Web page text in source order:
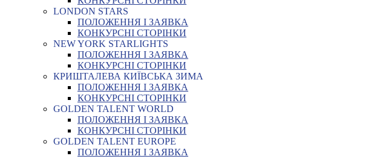
LONDON STARS
ПОЛОЖЕННЯ І ЗАЯВКА
КОНКУРСНІ СТОРІНКИ
NEW YORK STARLIGHTS
ПОЛОЖЕННЯ І ЗАЯВКА
КОНКУРСНІ СТОРІНКИ
КРИШТАЛЕВА КИЇВСЬКА ЗИМА
ПОЛОЖЕННЯ І ЗАЯВКА
КОНКУРСНІ СТОРІНКИ
GOLDEN TALENT WORLD
ПОЛОЖЕННЯ І ЗАЯВКА
КОНКУРСНІ СТОРІНКИ
GOLDEN TALENT EUROPE
ПОЛОЖЕННЯ І ЗАЯВКА